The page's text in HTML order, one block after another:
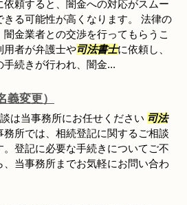
依頼すると、闇金への対応がスムー
きる可能性が高くなります。 法律の
金業者との交渉を行ってもらうこ
用者が弁護士や司法書士に依頼し、
続きが行われ、闇金...
変更）
は当事務所にお任せください 司法
所では、相続登記に関するご相談
。登記に必要な手続きについてご不
当事務所までお気軽にお問い合わ